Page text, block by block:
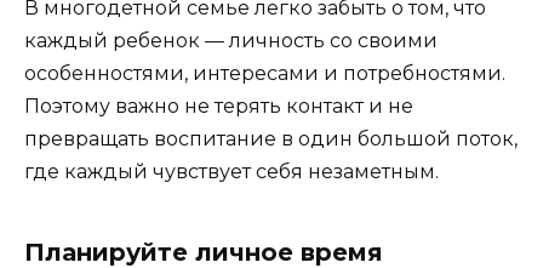
В многодетной семье легко забыть о том, что
каждый ребенок — личность со своими
особенностями, интересами и потребностями.
Поэтому важно не терять контакт и не
превращать воспитание в один большой поток,
где каждый чувствует себя незаметным.
Планируйте личное время